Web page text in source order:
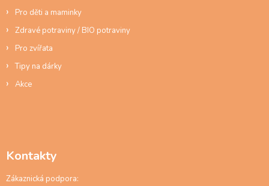
Pro děti a maminky
Zdravé potraviny / BIO potraviny
Pro zvířata
Tipy na dárky
Akce
Kontakty
Zákaznická podpora: